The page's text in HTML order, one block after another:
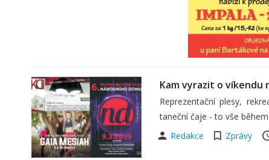
Kam vyrazit o víkendu
Reprezentační plesy,
taneční čaje - to vše
Redakce
Zprávy